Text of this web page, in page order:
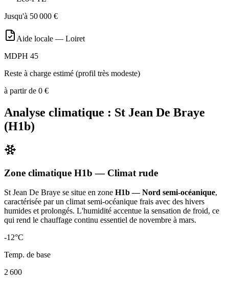
Jusqu'à 50 000 €
Aide locale — Loiret
MDPH 45
Reste à charge estimé (profil très modeste)
à partir de 0 €
Analyse climatique : St Jean De Braye
(H1b)
Zone climatique H1b — Climat rude
St Jean De Braye se situe en zone H1b — Nord semi-océanique,
caractérisée par un climat semi-océanique frais avec des hivers
humides et prolongés. L'humidité accentue la sensation de froid, ce
qui rend le chauffage continu essentiel de novembre à mars.
-12°C
Temp. de base
2 600